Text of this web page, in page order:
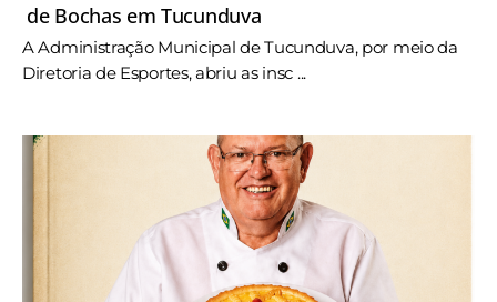
de Bochas em Tucunduva
A Administração Municipal de Tucunduva, por meio da
Diretoria de Esportes, abriu as insc ...